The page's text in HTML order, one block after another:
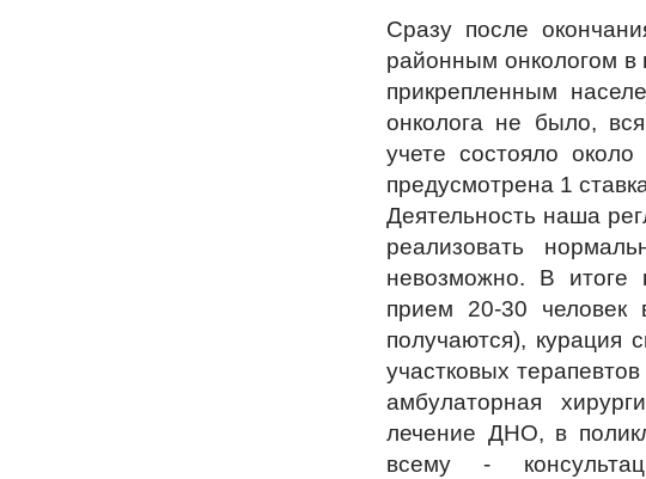
Сразу после
районным онкологом в
прикрепленным
онколога не было,
учете состояло
предусмотрена 1
Деятельность наша
реализовать
невозможно. В итоге
прием 20-30
получаются), курация
участковых
амбулаторная
лечение ДНО, в
всему -